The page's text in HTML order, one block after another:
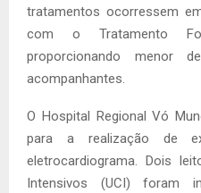
tratamentos ocorressem
com o Tratamento
proporcionando menor
acompanhantes.
O Hospital Regional Vó
para a realização de
eletrocardiograma. Dois
Intensivos (UCI) foram